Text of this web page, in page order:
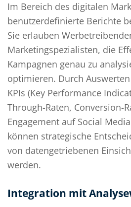
Im Bereich des digitalen
benutzerdefinierte Berichte
Sie erlauben
Marketingspezialisten, die
Kampagnen genau zu
optimieren. Durch
KPIs (Key Performance
Through-Raten, Conversion-
Engagement auf Social
können strategische
von datengetriebenen
werden.
Integration mit